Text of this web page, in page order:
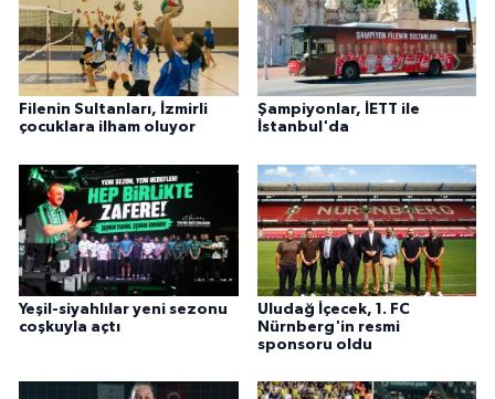
Filenin Sultanları, İzmirli
çocuklara ilham oluyor
Şampiyonlar, İETT ile
İstanbul'da
Yeşil-siyahlılar yeni sezonu
coşkuyla açtı
Uludağ İçecek, 1. FC
Nürnberg'in resmi
sponsoru oldu